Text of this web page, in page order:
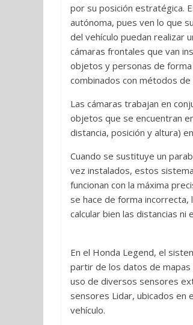
por su posición estratégica.
autónoma, pues ven lo que
del vehículo puedan realizar
cámaras frontales que van
objetos y personas de
combinados con métodos de
Las cámaras trabajan en
objetos que se encuentran
distancia, posición y altura)
Cuando se sustituye un
vez instalados, estos
funcionan con la máxima
se hace de forma incorrecta,
calcular bien las distancias
En el Honda Legend, el
partir de los datos de
uso de diversos sensores
sensores Lidar, ubicados en
vehículo.